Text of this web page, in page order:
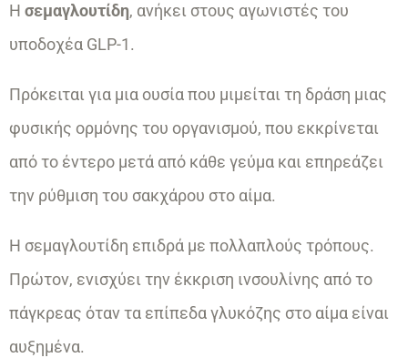
Η σεμαγλουτίδη, ανήκει στους αγωνιστές του
υποδοχέα GLP-1.
Πρόκειται για μια ουσία που μιμείται τη δράση μιας
φυσικής ορμόνης του οργανισμού, που εκκρίνεται
από το έντερο μετά από κάθε γεύμα και επηρεάζει
την ρύθμιση του σακχάρου στο αίμα.
Η σεμαγλουτίδη επιδρά με πολλαπλούς τρόπους.
Πρώτον, ενισχύει την έκκριση ινσουλίνης από το
πάγκρεας όταν τα επίπεδα γλυκόζης στο αίμα είναι
αυξημένα.